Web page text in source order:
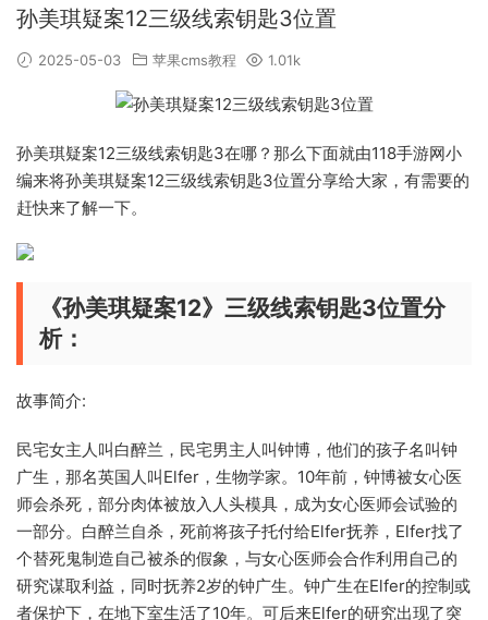
孙美琪疑案12三级线索钥匙3位置
2025-05-03 苹果cms教程 1.01k
孙美琪疑案12三级线索钥匙3在哪？那么下面就由118手游网小
编来将孙美琪疑案12三级线索钥匙3位置分享给大家，有需要的
赶快来了解一下。
《孙美琪疑案12》三级线索钥匙3位置分
析：
故事简介:
民宅女主人叫白醉兰，民宅男主人叫钟博，他们的孩子名叫钟
广生，那名英国人叫Elfer，生物学家。10年前，钟博被女心医
师会杀死，部分肉体被放入人头模具，成为女心医师会试验的
一部分。白醉兰自杀，死前将孩子托付给Elfer抚养，Elfer找了
个替死鬼制造自己被杀的假象，与女心医师会合作利用自己的
研究谋取利益，同时抚养2岁的钟广生。钟广生在Elfer的控制或
者保护下，在地下室生活了10年。可后来Elfer的研究出现了突